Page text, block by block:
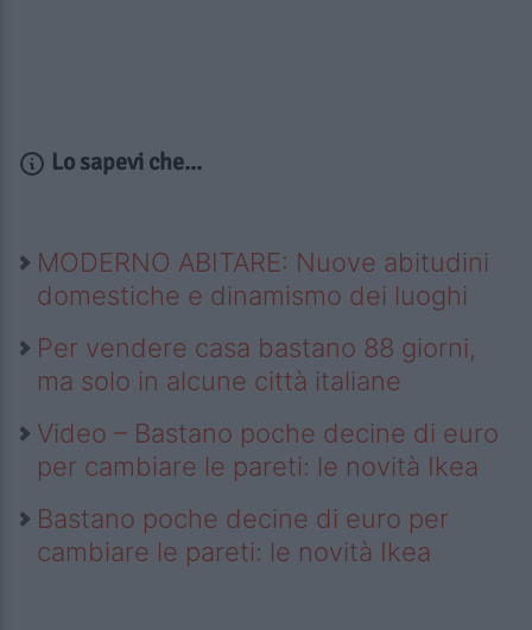
Lo sapevi che...
MODERNO ABITARE: Nuove abitudini
domestiche e dinamismo dei luoghi
Per vendere casa bastano 88 giorni,
ma solo in alcune città italiane
Video – Bastano poche decine di euro
per cambiare le pareti: le novità Ikea
Bastano poche decine di euro per
cambiare le pareti: le novità Ikea